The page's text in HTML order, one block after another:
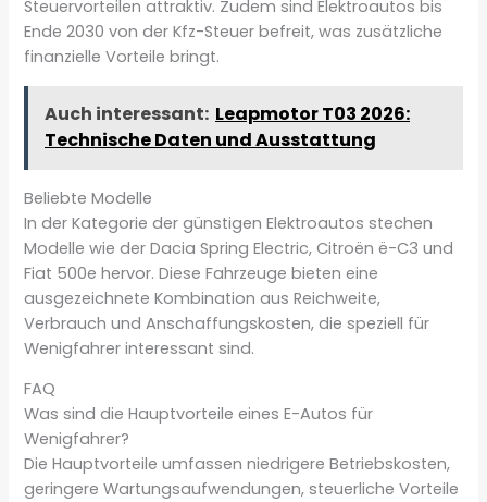
Steuervorteilen attraktiv. Zudem sind Elektroautos bis
Ende 2030 von der Kfz-Steuer befreit, was zusätzliche
finanzielle Vorteile bringt.
Auch interessant: Leapmotor T03 2026:
Technische Daten und Ausstattung
Beliebte Modelle
In der Kategorie der günstigen Elektroautos stechen
Modelle wie der Dacia Spring Electric, Citroën ë-C3 und
Fiat 500e hervor. Diese Fahrzeuge bieten eine
ausgezeichnete Kombination aus Reichweite,
Verbrauch und Anschaffungskosten, die speziell für
Wenigfahrer interessant sind.
FAQ
Was sind die Hauptvorteile eines E-Autos für
Wenigfahrer?
Die Hauptvorteile umfassen niedrigere Betriebskosten,
geringere Wartungsaufwendungen, steuerliche Vorteile